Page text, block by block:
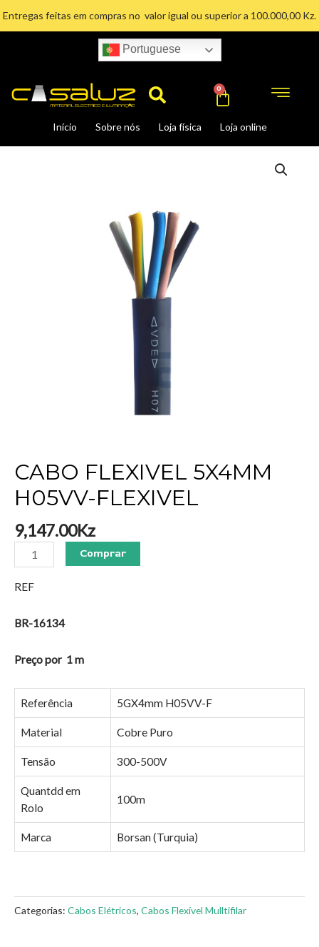
Entregas feitas em compras no valor igual ou superior a 100.000,00 Kz.
Portuguese
Search
Início Sobre nós Loja física Loja online
0 Cart
CABO FLEXIVEL 5X4MM
H05VV-FLEXIVEL
9,147.00Kz
Comprar
REF
BR-16134
Preço por 1 m
Referência 5GX4mm H05VV-F
Material Cobre Puro
Tensão 300-500V
Quantdd em
Rolo
100m
Marca Borsan (Turquia)
Categorias: Cabos Elétricos, Cabos Flexível Mulltifilar